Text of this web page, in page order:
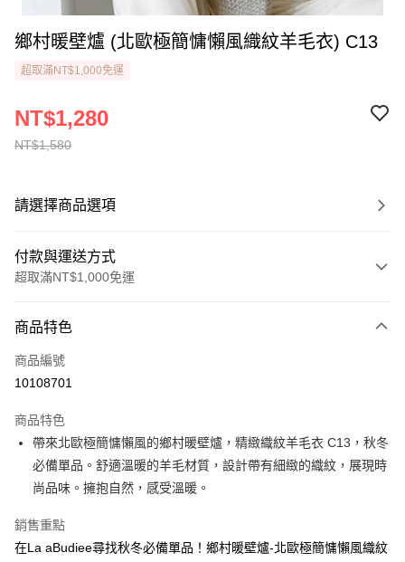
鄉村暖壁爐 (北歐極簡慵懶風織紋羊毛衣) C13
超取滿NT$1,000免運
NT$1,580
NT$1,280
請選擇商品選項
付款與運送方式
超取滿NT$1,000免運
信用卡一次付款
LINE Pay
悠遊付
ATM付款
運送方式
商品特色
商品編號
10108701
商品特色
帶來北歐極簡慵懶風的鄉村暖壁爐，精緻織紋羊毛衣 C13，秋冬
必備單品。舒適溫暖的羊毛材質，設計帶有細緻的織紋，展現時
尚品味。擁抱自然，感受溫暖。
銷售重點
在La aBudiee尋找秋冬必備單品！鄉村暖壁爐-北歐極簡慵懶風織紋